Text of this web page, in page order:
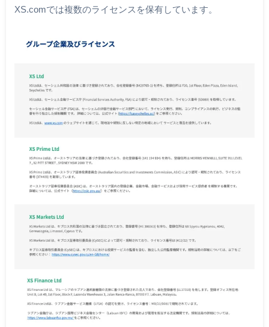
XS.comでは複数のライセンスを保有しています。